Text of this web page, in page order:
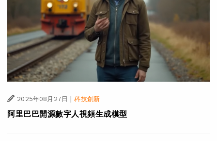
2025年08月27日 | 科技創新
阿里巴巴開源數字人視頻生成模型